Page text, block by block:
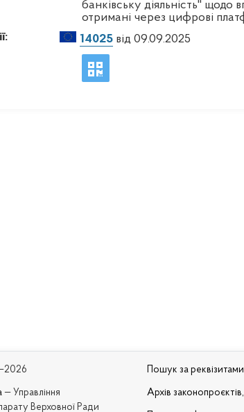
банківську діяльність"
отримані через цифрові
14025 від 09.09.2025
— Управління
Верховної Ради
Пошук за реквізитами
Архів